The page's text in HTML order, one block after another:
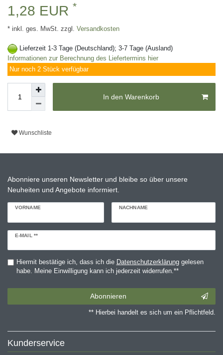
1,28 EUR *
* inkl. ges. MwSt. zzgl. Versandkosten
Lieferzeit 1-3 Tage (Deutschland); 3-7 Tage (Ausland)
Informationen zur Berechnung des Liefertermins hier
Nur noch 2 Stück verfügbar
In den Warenkorb
Wunschliste
Abonniere unseren Newsletter und bleibe so über unsere
Neuheiten und Angebote informiert.
VORNAME NACHNAME
E-MAIL **
Newsletter
Hiermit bestätige ich, dass ich die Daten­schutz­erklärunggelesen
habe. Meine Einwilligung kann ich jederzeit widerrufen.**
Abonnieren
** Hierbei handelt es sich um ein Pflichtfeld.
Kunderservice